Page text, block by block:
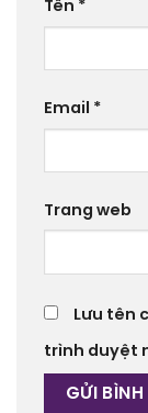
Tên *
Email *
Trang web
Lưu tên
trình duyệt